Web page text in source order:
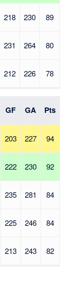
218 230 89
231 264 80
212 226 78
GF GA Pts
203 227 94
222 230 92
235 281 84
225 246 84
213 243 82